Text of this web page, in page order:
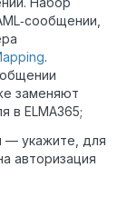
.
заменяют
в ELMA365;
— укажите, для
авторизация